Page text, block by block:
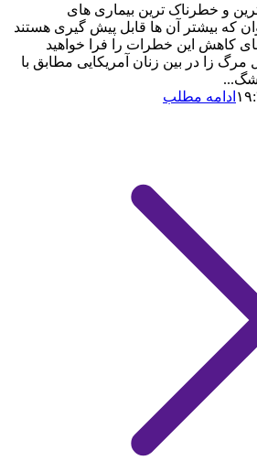
و خطرناک ترین بیماری های
که بیشتر آن ها قابل پیش گیری هستند
کاهش این خطرات را فرا خواهید
زا در بین زنان آمریکایی مطابق با
ادامه مطلب